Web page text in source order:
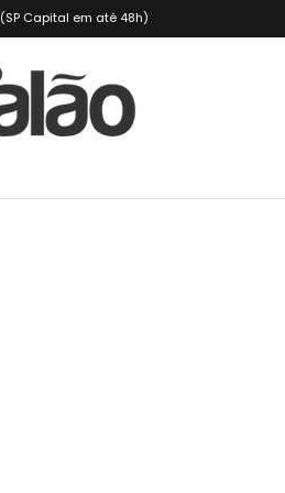
(SP Capital em até 48h)